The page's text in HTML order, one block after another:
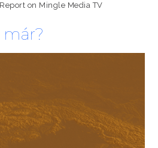
on Mingle Media TV
már?